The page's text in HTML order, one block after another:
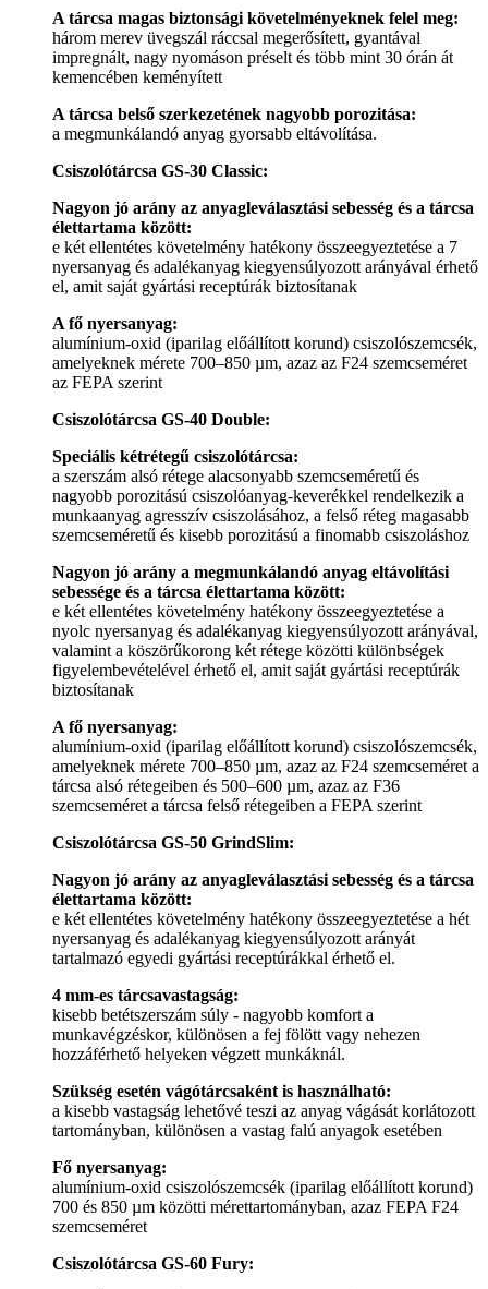
A tárcsa magas biztonsági követelményeknek felel meg:
három merev üvegszál ráccsal megerősített, gyantával
impregnált, nagy nyomáson préselt és több mint 30 órán át
kemencében keményített
A tárcsa belső szerkezetének nagyobb porozitása:
a megmunkálandó anyag gyorsabb eltávolítása.
Csiszolótárcsa GS-30 Classic:
Nagyon jó arány az anyagleválasztási sebesség és a tárcsa
élettartama között:
e két ellentétes követelmény hatékony összeegyeztetése a 7
nyersanyag és adalékanyag kiegyensúlyozott arányával érhető
el, amit saját gyártási receptúrák biztosítanak
A fő nyersanyag:
alumínium-oxid (iparilag előállított korund) csiszolószemcsék,
amelyeknek mérete 700–850 µm, azaz az F24 szemcseméret
az FEPA szerint
Csiszolótárcsa GS-40 Double:
Speciális kétrétegű csiszolótárcsa:
a szerszám alsó rétege alacsonyabb szemcseméretű és
nagyobb porozitású csiszolóanyag-keverékkel rendelkezik a
munkaanyag agresszív csiszolásához, a felső réteg magasabb
szemcseméretű és kisebb porozitású a finomabb csiszoláshoz
Nagyon jó arány a megmunkálandó anyag eltávolítási
sebessége és a tárcsa élettartama között:
e két ellentétes követelmény hatékony összeegyeztetése a
nyolc nyersanyag és adalékanyag kiegyensúlyozott arányával,
valamint a köszörűkorong két rétege közötti különbségek
figyelembevételével érhető el, amit saját gyártási receptúrák
biztosítanak
A fő nyersanyag:
alumínium-oxid (iparilag előállított korund) csiszolószemcsék,
amelyeknek mérete 700–850 µm, azaz az F24 szemcseméret a
tárcsa alsó rétegeiben és 500–600 µm, azaz az F36
szemcseméret a tárcsa felső rétegeiben a FEPA szerint
Csiszolótárcsa GS-50 GrindSlim:
Nagyon jó arány az anyagleválasztási sebesség és a tárcsa
élettartama között:
e két ellentétes követelmény hatékony összeegyeztetése a hét
nyersanyag és adalékanyag kiegyensúlyozott arányát
tartalmazó egyedi gyártási receptúrákkal érhető el.
4 mm-es tárcsavastagság:
kisebb betétszerszám súly - nagyobb komfort a
munkavégzéskor, különösen a fej fölött vagy nehezen
hozzáférhető helyeken végzett munkáknál.
Szükség esetén vágótárcsaként is használható:
a kisebb vastagság lehetővé teszi az anyag vágását korlátozott
tartományban, különösen a vastag falú anyagok esetében
Fő nyersanyag:
alumínium-oxid csiszolószemcsék (iparilag előállított korund)
700 és 850 µm közötti mérettartományban, azaz FEPA F24
szemcseméret
Csiszolótárcsa GS-60 Fury: